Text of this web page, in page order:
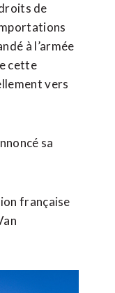
de
à l’armée
cette
vers
sa
française